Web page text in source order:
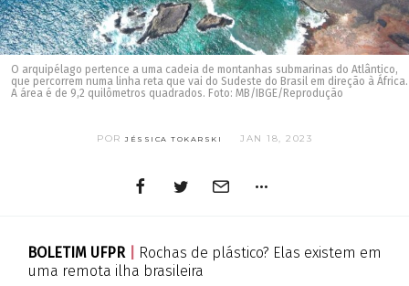
O arquipélago pertence a uma cadeia de montanhas submarinas do Atlântico,
que percorrem numa linha reta que vai do Sudeste do Brasil em direção à África.
A área é de 9,2 quilômetros quadrados. Foto: MB/IBGE/Reprodução
PORJÉSSICA TOKARSKI JAN 18, 2023
BOLETIM UFPR
Rochas de plástico? Elas existem em
uma remota ilha brasileira